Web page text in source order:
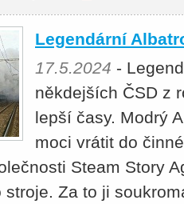
Legendární
17.5.2024 -
někdejších ČSD z
lepší časy. Modrý
moci vrátit do
Steam Story
stroje. Za to ji